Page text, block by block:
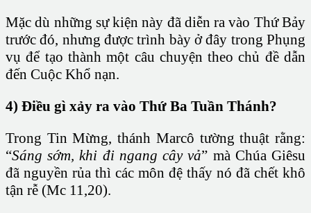
Mặc dù những sự kiện này đã diễn ra vào Thứ Bảy
trước đó, nhưng được trình bày ở đây trong Phụng
vụ để tạo thành một câu chuyện theo chủ đề dẫn
đến Cuộc Khổ nạn.
4) Điều gì xảy ra vào Thứ Ba Tuần Thánh?
Trong Tin Mừng, thánh Marcô tường thuật rằng:
“Sáng sớm, khi đi ngang cây vả” mà Chúa Giêsu
đã nguyền rủa thì các môn đệ thấy nó đã chết khô
tận rễ (Mc 11,20).